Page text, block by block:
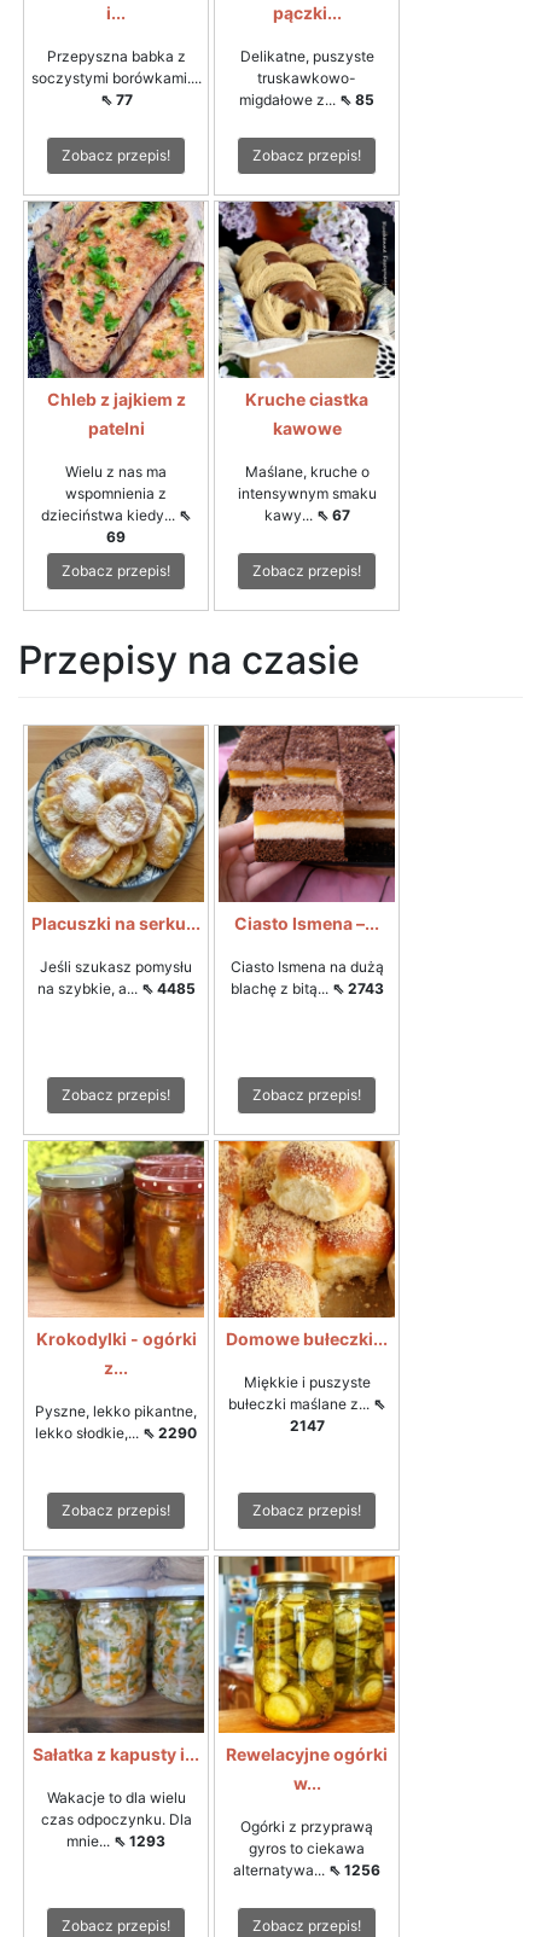
i...
Przepyszna babka z
soczystymi borówkami....
⇖ 77
Zobacz przepis!
pączki...
Delikatne, puszyste
truskawkowo-
migdałowe z... ⇖ 85
Zobacz przepis!
Chleb z jajkiem z
patelni
Wielu z nas ma
wspomnienia z
dzieciństwa kiedy... ⇖
69
Zobacz przepis!
Kruche ciastka
kawowe
Maślane, kruche o
intensywnym smaku
kawy... ⇖ 67
Zobacz przepis!
Przepisy na czasie
Placuszki na serku...
Jeśli szukasz pomysłu
na szybkie, a... ⇖ 4485
Zobacz przepis!
Ciasto Ismena –...
Ciasto Ismena na dużą
blachę z bitą... ⇖ 2743
Zobacz przepis!
Krokodylki - ogórki
z...
Pyszne, lekko pikantne,
lekko słodkie,... ⇖ 2290
Zobacz przepis!
Domowe bułeczki...
Miękkie i puszyste
bułeczki maślane z... ⇖
2147
Zobacz przepis!
Sałatka z kapusty i...
Wakacje to dla wielu
czas odpoczynku. Dla
mnie... ⇖ 1293
Zobacz przepis!
Rewelacyjne ogórki
w...
Ogórki z przyprawą
gyros to ciekawa
alternatywa... ⇖ 1256
Zobacz przepis!